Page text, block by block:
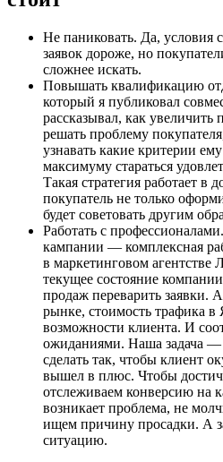
Не паниковать. Да, условия
заявок дороже, но
сложнее искать.
Повышать квалификацию
который я публиковал
рассказывал, как
решать проблему
узнавать какие критерии
максимуму стараться
Такая стратегия работает в
покупатель не только
будет советовать другим
Работать с
кампании — комплексная
в маркетинговом агентстве
текущее состояние
продаж переварить заявки.
рынке, стоимость трафика
возможности клиента. И
ожиданиями. Наша задача —
сделать так, чтобы клиент
вышел в плюс. Чтобы
отслеживаем конверсию на
возникает проблема, не
ищем причину просадки. А
ситуацию.